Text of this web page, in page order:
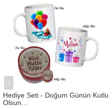
Hediye Seti - Doğum Günün Kutlu
Olsun...